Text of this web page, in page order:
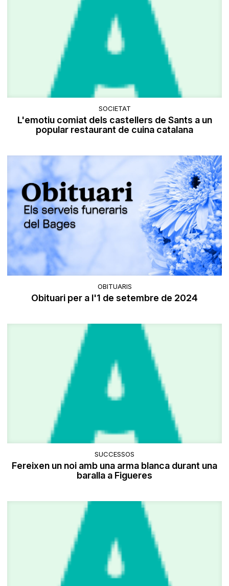
SOCIETAT
L'emotiu comiat dels castellers de Sants a un
popular restaurant de cuina catalana
OBITUARIS
Obituari per a l'1 de setembre de 2024
SUCCESSOS
Fereixen un noi amb una arma blanca durant una
baralla a Figueres